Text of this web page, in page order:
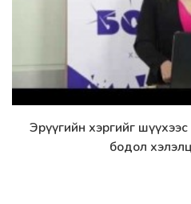
Дэлгэрэнгүй
Эрүүгийн хэргийг
бодол